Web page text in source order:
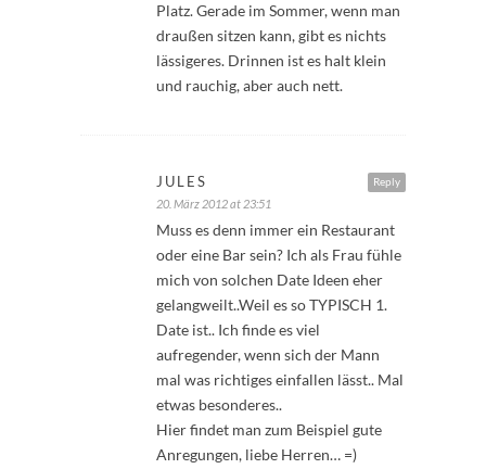
Platz. Gerade im Sommer, wenn man
draußen sitzen kann, gibt es nichts
lässigeres. Drinnen ist es halt klein
und rauchig, aber auch nett.
Reply
JULES
20. März 2012 at 23:51
Muss es denn immer ein Restaurant
oder eine Bar sein? Ich als Frau fühle
mich von solchen Date Ideen eher
gelangweilt..Weil es so TYPISCH 1.
Date ist.. Ich finde es viel
aufregender, wenn sich der Mann
mal was richtiges einfallen lässt.. Mal
etwas besonderes..
Hier findet man zum Beispiel gute
Anregungen, liebe Herren… =)